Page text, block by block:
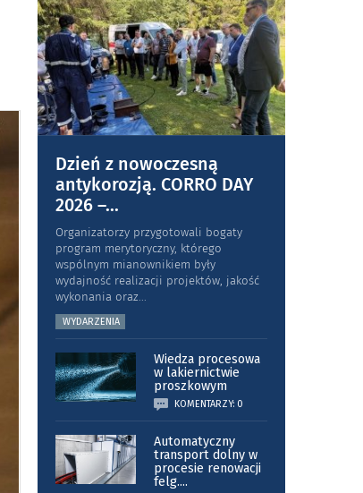
Dzień z nowoczesną
antykorozją. CORRO DAY
2026 –...
Organizatorzy przygotowali bogaty
program merytoryczny, którego
wspólnym mianownikiem były
wydajność realizacji projektów, jakość
wykonania oraz...
WYDARZENIA
Wiedza procesowa
w lakiernictwie
proszkowym
KOMENTARZY: 0
Automatyczny
transport dolny w
procesie renowacji
felg....